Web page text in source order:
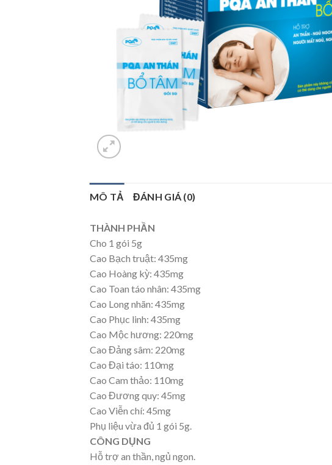
MÔ TẢ ĐÁNH GIÁ (0)
THÀNH PHẦN
Cho 1 gói 5g
Cao Bạch truật: 435mg
Cao Hoàng kỳ: 435mg
Cao Toan táo nhân: 435mg
Cao Long nhãn: 435mg
Cao Phục linh: 435mg
Cao Mộc hương: 220mg
Cao Đảng sâm: 220mg
Cao Đại táo: 110mg
Cao Cam thảo: 110mg
Cao Đương quy: 45mg
Cao Viễn chí: 45mg
Phụ liệu vừa đủ 1 gói 5g.
CÔNG DỤNG
Hỗ trợ an thần, ngủ ngon.